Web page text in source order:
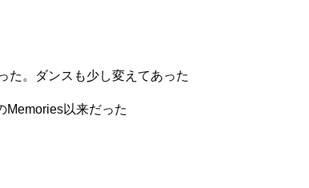
た。ダンスも少し変えてあった
Memories以来だった